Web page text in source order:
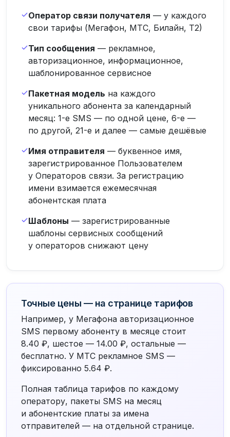
Оператор связи получателя — у каждого
свои тарифы (Мегафон, МТС, Билайн, Т2)
Тип сообщения — рекламное,
авторизационное, информационное,
шаблонированное сервисное
Пакетная модель на каждого
уникального абонента за календарный
месяц: 1-е SMS — по одной цене, 6-е —
по другой, 21-е и далее — самые дешёвые
Имя отправителя — буквенное имя,
зарегистрированное Пользователем
у Операторов связи. За регистрацию
имени взимается ежемесячная
абонентская плата
Шаблоны — зарегистрированные
шаблоны сервисных сообщений
у операторов снижают цену
Точные цены — на странице тарифов
Например, у Мегафона авторизационное
SMS первому абоненту в месяце стоит
8.40 ₽, шестое — 14.00 ₽, остальные —
бесплатно. У МТС рекламное SMS —
фиксированно 5.64 ₽.
Полная таблица тарифов по каждому
оператору, пакеты SMS на месяц
и абонентские платы за имена
отправителей — на отдельной странице.